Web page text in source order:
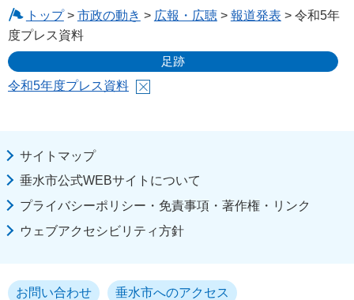
トップ> 市政の動き > 広報・広聴> 報道発表 > 令和5年
度プレス資料
足跡
令和5年度プレス資料
サイトマップ
垂水市公式WEBサイトについて
プライバシーポリシー・免責事項・著作権・リンク
ウェブアクセシビリティ方針
お問い合わせ 垂水市へのアクセス